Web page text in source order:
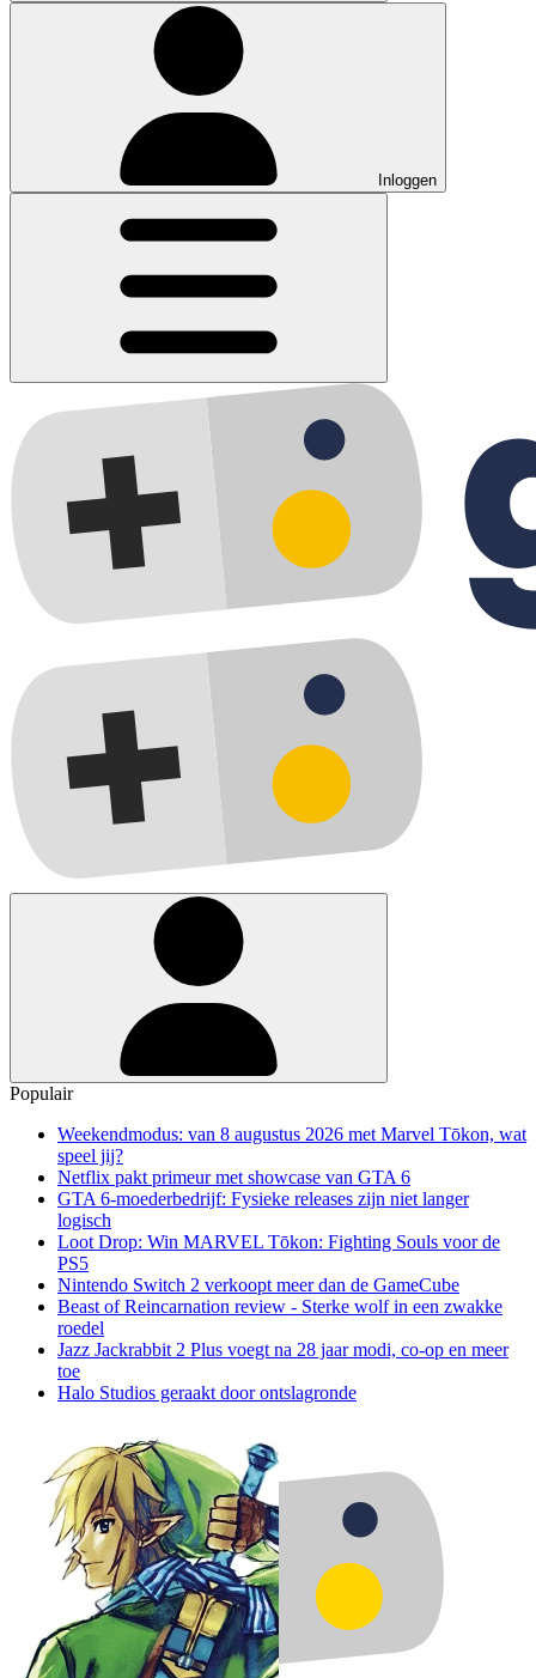
Inloggen
Populair
Weekendmodus: van 8 augustus 2026 met Marvel Tōkon, wat
speel jij?
Netflix pakt primeur met showcase van GTA 6
GTA 6-moederbedrijf: Fysieke releases zijn niet langer
logisch
Loot Drop: Win MARVEL Tōkon: Fighting Souls voor de
PS5
Nintendo Switch 2 verkoopt meer dan de GameCube
Beast of Reincarnation review - Sterke wolf in een zwakke
roedel
Jazz Jackrabbit 2 Plus voegt na 28 jaar modi, co-op en meer
toe
Halo Studios geraakt door ontslagronde